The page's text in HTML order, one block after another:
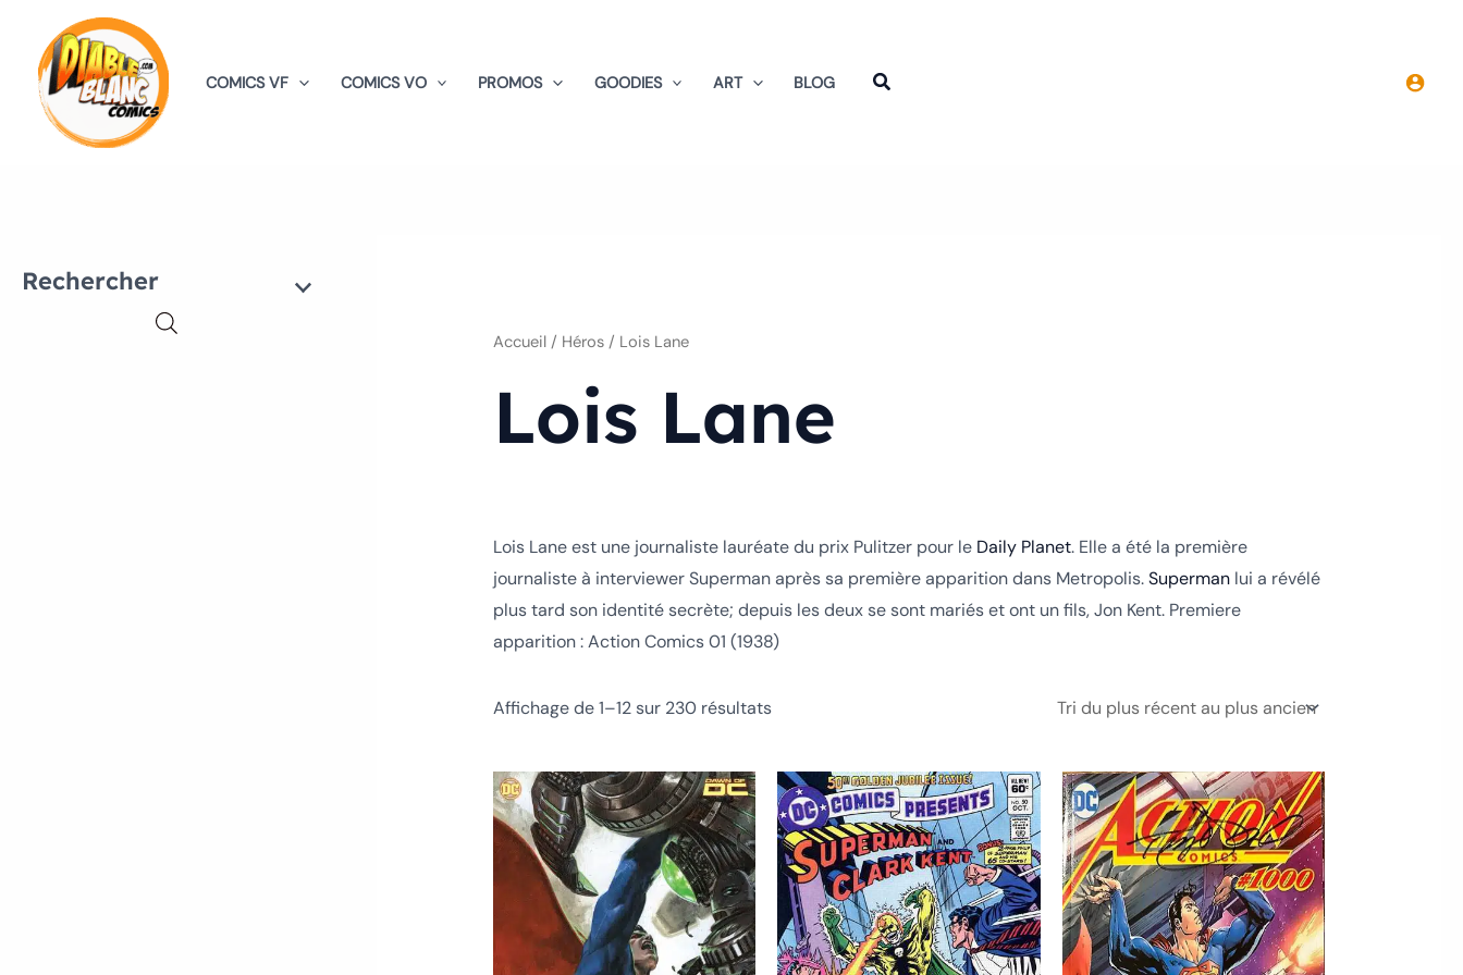
contenu
COMICS VF COMICS VO PROMOS GOODIES ART BLOG
Rechercher
Accueil/ Héros / Lois Lane
Lois Lane
Lois Lane est une journaliste lauréate du prix Pulitzer pour le Daily Planet. Elle a été la première
journaliste à interviewer Superman après sa première apparition dans Metropolis.Supermanlui a révélé
plus tard son identité secrète; depuis les deux se sont mariés et ont un fils, Jon Kent. Premiere
apparition : Action Comics 01 (1938)
Affichage de 1–12 sur 230 résultats
plus
Ce
produit
a
plusieurs
variations.
Les
Ce
produit
a
plusieurs
variations.
Les
Ce
produit
a
plusieurs
variations.
Les